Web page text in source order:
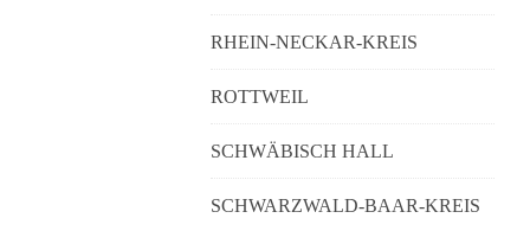
RHEIN-NECKAR-KREIS
ROTTWEIL
SCHWÄBISCH HALL
SCHWARZWALD-BAAR-KREIS